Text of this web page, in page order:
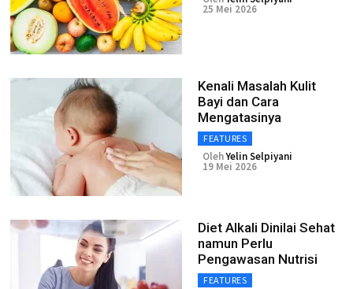
25 Mei 2026
Kenali Masalah Kulit
Bayi dan Cara
Mengatasinya
FEATURES
OlehYelin Selpiyani
19 Mei 2026
Diet Alkali Dinilai Sehat
namun Perlu
Pengawasan Nutrisi
FEATURES